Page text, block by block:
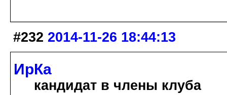
#232 2014-11-26 18:44:13
ИрКа
кандидат в члены клуба